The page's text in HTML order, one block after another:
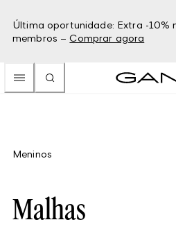
Última oportunidade: Extra -10%
membros – Comprar agora
Meninos
Malhas